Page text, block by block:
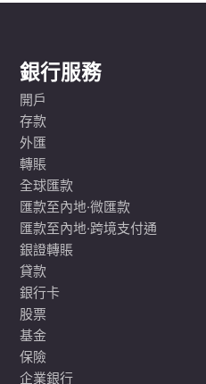
銀行服務
開戶
存款
外匯
轉賬
全球匯款
匯款至內地·微匯款
匯款至內地·跨境支付通
銀證轉賬
貸款
銀行卡
股票
基金
保險
企業銀行